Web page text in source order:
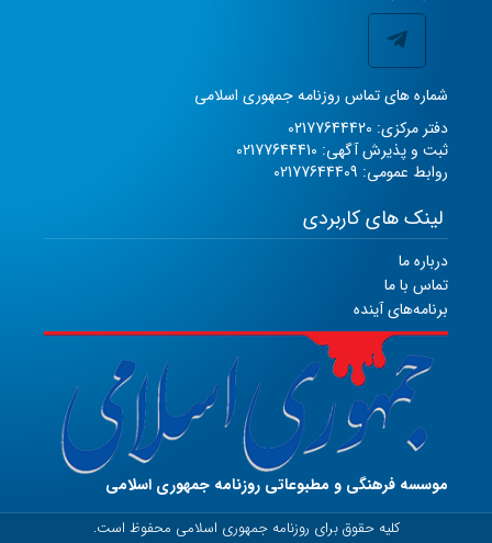
شماره های تماس روزنامه جمهوری اسلامی
دفتر مرکزی: 02177644420
ثبت و پذیرش آگهی: 02177644410
روابط عمومی: 02177644409
لینک های کاربردی
درباره ما
تماس با ما
برنامه‌های آینده
موسسه فرهنگی و مطبوعاتی روزنامه جمهوری اسلامی
کلیه حقوق برای روزنامه جمهوری اسلامی محفوظ است.